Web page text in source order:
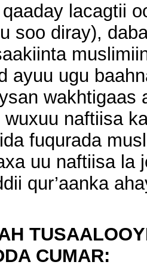
lacagtii
soo diray),
ayuu ugu
wakhtigaas
wuxuu naftiisa
fuqurada
uu naftiisa la
qur’aanka
CUMAR: